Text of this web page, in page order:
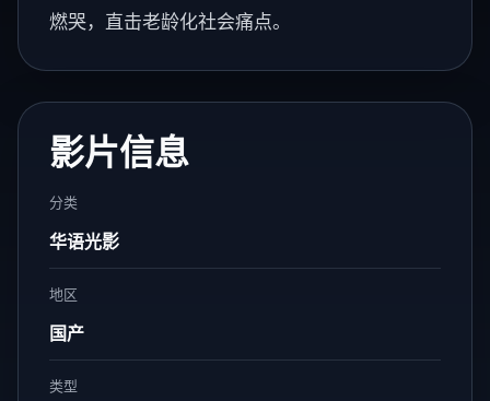
燃哭，直击老龄化社会痛点。
影片信息
分类
华语光影
地区
国产
类型